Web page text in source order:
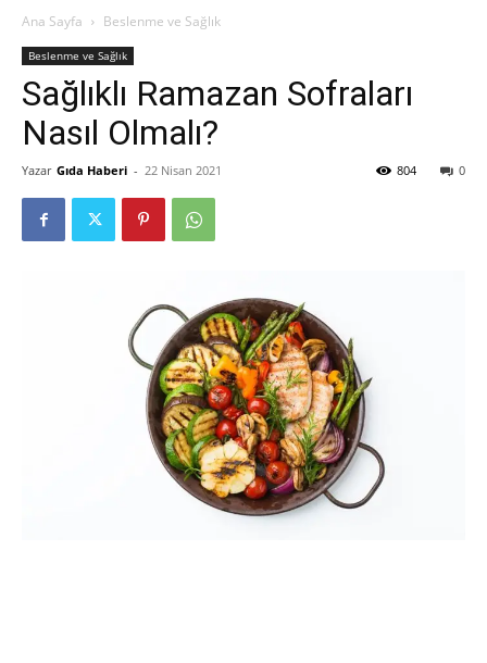
Ana Sayfa Beslenme ve Sağlık
Beslenme ve Sağlık
Sağlıklı Ramazan Sofraları
Nasıl Olmalı?
Yazar Gıda Haberi - 22 Nisan 2021 0
804